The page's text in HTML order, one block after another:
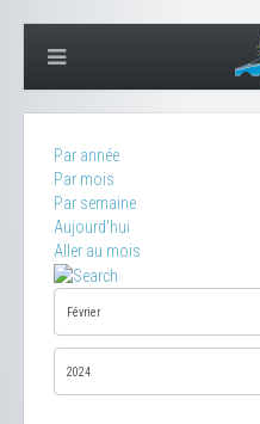
Par année
Par mois
Par semaine
Aujourd'hui
Aller au mois